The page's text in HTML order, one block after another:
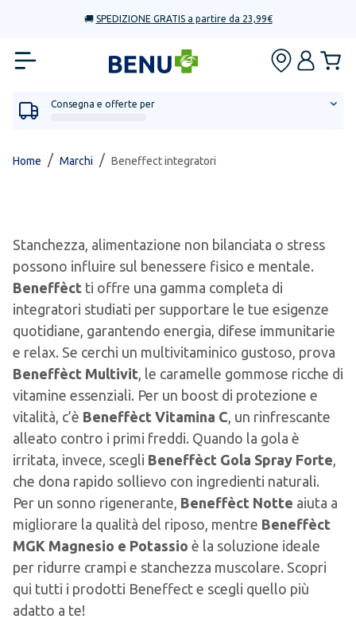
🚚 SPEDIZIONE GRATIS a partire da 23,99€
Consegna e offerte per
Home / Marchi / Beneffect integratori
Stanchezza, alimentazione non bilanciata o stress
possono influire sul benessere fisico e mentale.
Beneffèct ti offre una gamma completa di
integratori studiati per supportare le tue esigenze
quotidiane, garantendo energia, difese immunitarie
e relax. Se cerchi un multivitaminico gustoso, prova
Beneffèct Multivit, le caramelle gommose ricche di
vitamine essenziali. Per un boost di protezione e
vitalità, c’è Beneffèct Vitamina C, un rinfrescante
alleato contro i primi freddi. Quando la gola è
irritata, invece, scegli Beneffèct Gola Spray Forte,
che dona rapido sollievo con ingredienti naturali.
Per un sonno rigenerante, Beneffèct Notte aiuta a
migliorare la qualità del riposo, mentre Beneffèct
MGK Magnesio e Potassio è la soluzione ideale
per ridurre crampi e stanchezza muscolare. Scopri
qui tutti i prodotti Beneffect e scegli quello più
adatto a te!